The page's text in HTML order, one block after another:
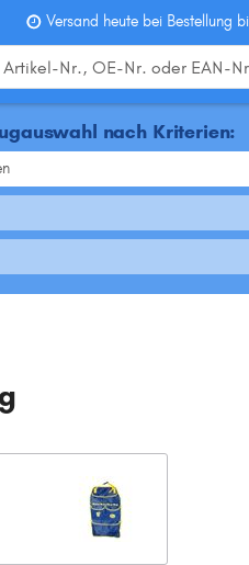
Versand heute bei Bestellung
nach Kriterien: